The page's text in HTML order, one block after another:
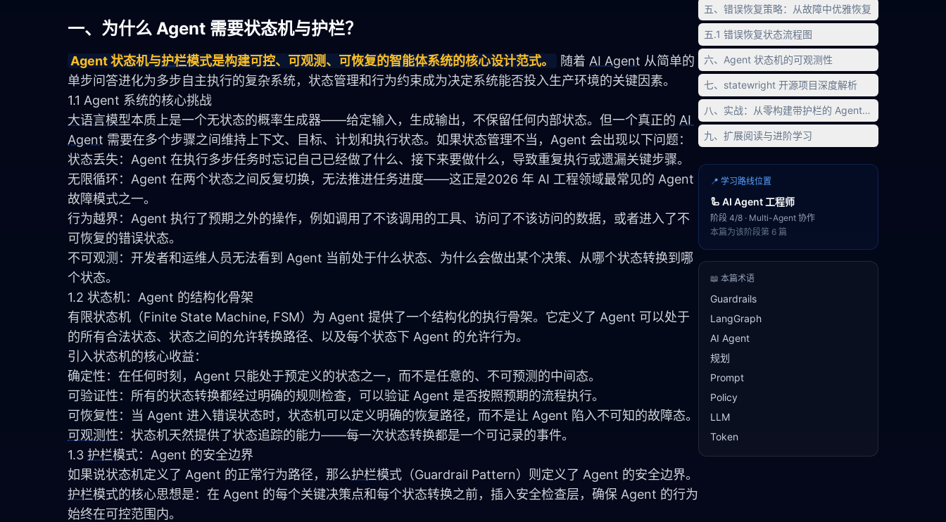
一、为什么 Agent 需要状态机与护栏？
Agent 状态机与护栏模式是构建可控、可观测、可恢复的智能体系统的核心设计范式。 随着 AI Agent 从简单的
单步问答进化为多步自主执行的复杂系统，状态管理和行为约束成为决定系统能否投入生产环境的关键因素。
1.1 Agent 系统的核心挑战
大语言模型本质上是一个无状态的概率生成器——给定输入，生成输出，不保留任何内部状态。但一个真正的 AI
Agent 需要在多个步骤之间维持上下文、目标、计划和执行状态。如果状态管理不当，Agent 会出现以下问题：
状态丢失：Agent 在执行多步任务时忘记自己已经做了什么、接下来要做什么，导致重复执行或遗漏关键步骤。
无限循环：Agent 在两个状态之间反复切换，无法推进任务进度——这正是2026 年 AI 工程领域最常见的 Agent
故障模式之一。
行为越界：Agent 执行了预期之外的操作，例如调用了不该调用的工具、访问了不该访问的数据，或者进入了不
可恢复的错误状态。
不可观测：开发者和运维人员无法看到 Agent 当前处于什么状态、为什么会做出某个决策、从哪个状态转换到哪
个状态。
1.2 状态机：Agent 的结构化骨架
有限状态机（Finite State Machine, FSM）为 Agent 提供了一个结构化的执行骨架。它定义了 Agent 可以处于
的所有合法状态、状态之间的允许转换路径、以及每个状态下 Agent 的允许行为。
引入状态机的核心收益：
确定性：在任何时刻，Agent 只能处于预定义的状态之一，而不是任意的、不可预测的中间态。
可验证性：所有的状态转换都经过明确的规则检查，可以验证 Agent 是否按照预期的流程执行。
可恢复性：当 Agent 进入错误状态时，状态机可以定义明确的恢复路径，而不是让 Agent 陷入不可知的故障态。
可观测性：状态机天然提供了状态追踪的能力——每一次状态转换都是一个可记录的事件。
1.3 护栏模式：Agent 的安全边界
如果说状态机定义了 Agent 的正常行为路径，那么护栏模式（Guardrail Pattern）则定义了 Agent 的安全边界。
护栏模式的核心思想是：在 Agent 的每个关键决策点和每个状态转换之前，插入安全检查层，确保 Agent 的行为
始终在可控范围内。
五、错误恢复策略：从故障中优雅恢复
五.1 错误恢复状态流程图
六、Agent 状态机的可观测性
七、statewright 开源项目深度解析
八、实战：从零构建带护栏的 Agent 状态机系统
九、扩展阅读与进阶学习
📍 学习路线位置
🦾 AI Agent 工程师
阶段 4/8 · Multi-Agent 协作
本篇为该阶段第 6 篇
📖 本篇术语
Guardrails
LangGraph
AI Agent
规划
Prompt
Policy
LLM
Token